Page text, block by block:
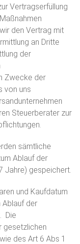
Vertragserfüllung
den Vertrag mit
an Dritte
der
Zwecke der
von uns
Steuerberater zur
sämtliche
Ablauf der
Jahre) gespeichert.
und Kaufdatum
Ablauf der
Die
gesetzlichen
des Art 6 Abs 1